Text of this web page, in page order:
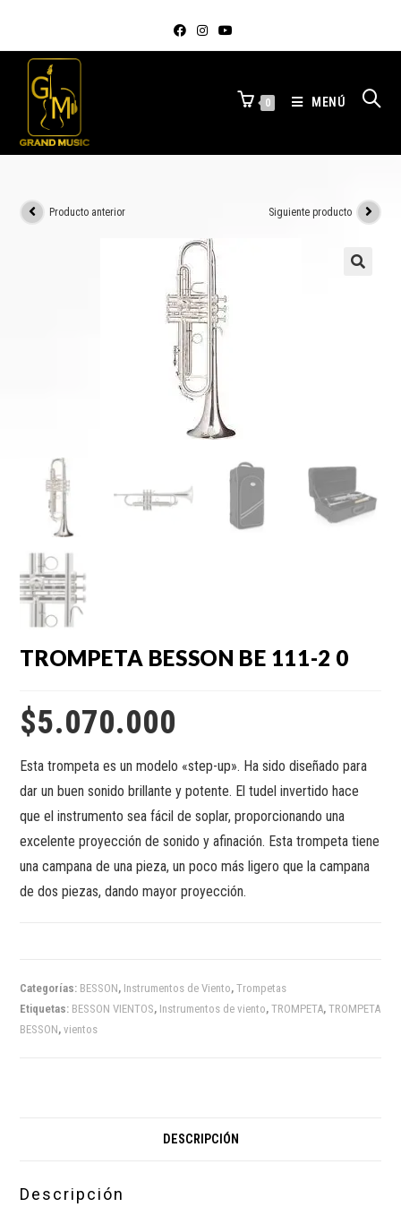
0 MENÚ
Producto anterior Siguiente producto
TROMPETA BESSON BE 111-2 0
$5.070.000
Esta trompeta es un modelo «step-up». Ha sido diseñado para
dar un buen sonido brillante y potente. El tudel invertido hace
que el instrumento sea fácil de soplar, proporcionando una
excelente proyección de sonido y afinación. Esta trompeta tiene
una campana de una pieza, un poco más ligero que la campana
de dos piezas, dando mayor proyección.
Categorías: BESSON, Instrumentos de Viento,Trompetas
Etiquetas: BESSON VIENTOS, Instrumentos de viento,TROMPETA,TROMPETA
BESSON,vientos
DESCRIPCIÓN
Descripción